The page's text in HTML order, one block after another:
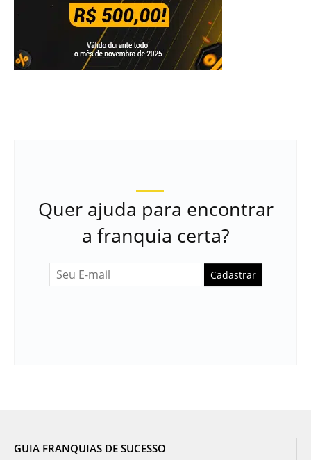
Quer ajuda para encontrar
a franquia certa?
Cadastrar
GUIA FRANQUIAS DE SUCESSO